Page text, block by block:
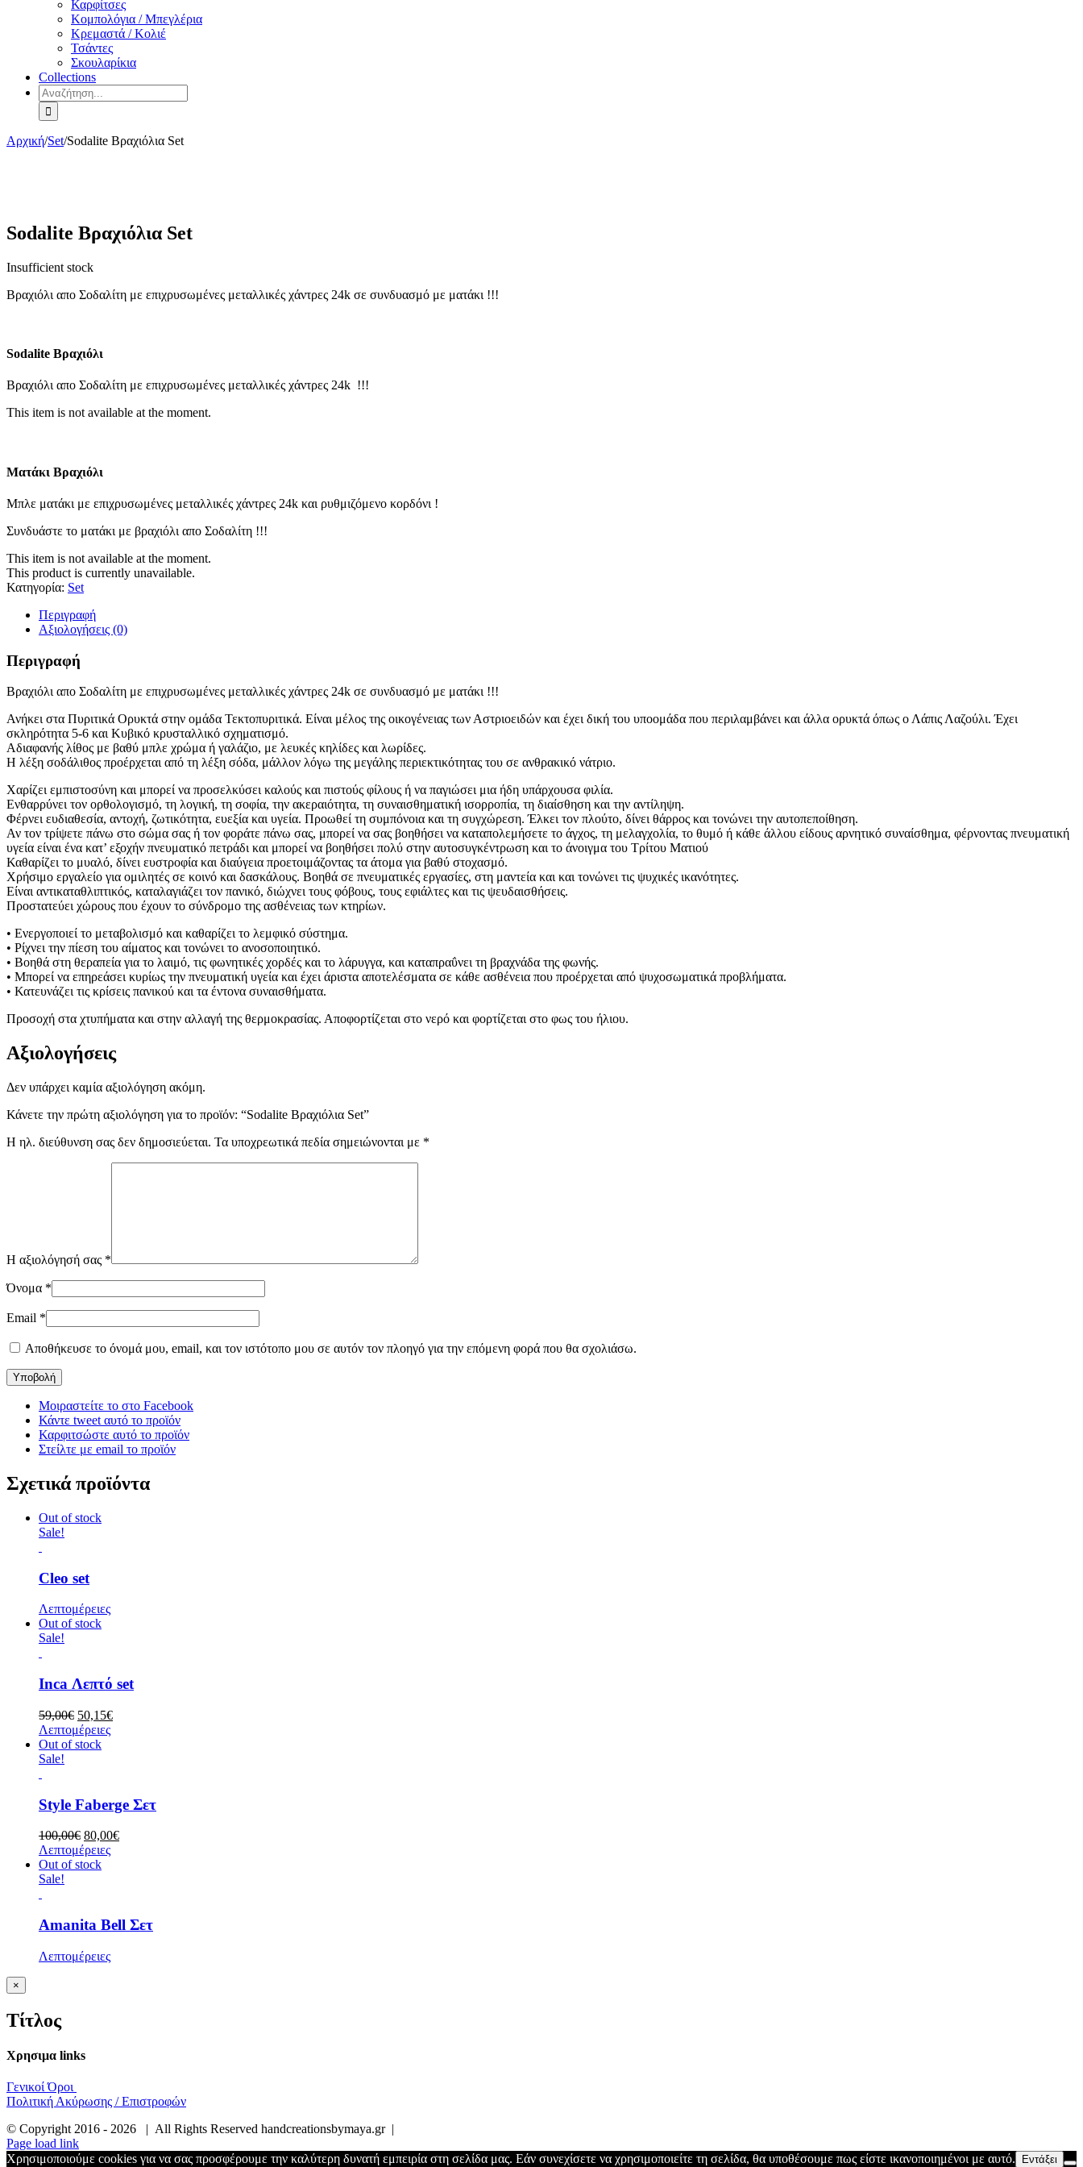
Καρφίτσες
Κομπολόγια / Μπεγλέρια
Κρεμαστά / Κολιέ
Τσάντες
Σκουλαρίκια
Collections
Αναζήτηση
για:
Αρχική/Set/Sodalite Βραχιόλια Set
Sodalite Βραχιόλια Set
Insufficient stock
Βραχιόλι απο Σοδαλίτη με επιχρυσωμένες μεταλλικές χάντρες 24k σε συνδυασμό με ματάκι !!!
Sodalite Βραχιόλι
Βραχιόλι απο Σοδαλίτη με επιχρυσωμένες μεταλλικές χάντρες 24k !!!
This item is not available at the moment.
Ματάκι Βραχιόλι
Μπλε ματάκι με επιχρυσωμένες μεταλλικές χάντρες 24k και ρυθμιζόμενο κορδόνι !
Συνδυάστε το ματάκι με βραχιόλι απο Σοδαλίτη !!!
This item is not available at the moment.
This product is currently unavailable.
Κατηγορία: Set
Περιγραφή
Αξιολογήσεις (0)
Περιγραφή
Βραχιόλι απο Σοδαλίτη με επιχρυσωμένες μεταλλικές χάντρες 24k σε συνδυασμό με ματάκι !!!
Ανήκει στα Πυριτικά Ορυκτά στην ομάδα Τεκτοπυριτικά. Είναι μέλος της οικογένειας των Αστριοειδών και έχει δική του υποομάδα που περιλαμβάνει και άλλα ορυκτά όπως ο Λάπις Λαζούλι. Έχει
σκληρότητα 5-6 και Κυβικό κρυσταλλικό σχηματισμό.
Αδιαφανής λίθος με βαθύ μπλε χρώμα ή γαλάζιο, με λευκές κηλίδες και λωρίδες.
Η λέξη σοδάλιθος προέρχεται από τη λέξη σόδα, μάλλον λόγω της μεγάλης περιεκτικότητας του σε ανθρακικό νάτριο.
Χαρίζει εμπιστοσύνη και μπορεί να προσελκύσει καλούς και πιστούς φίλους ή να παγιώσει μια ήδη υπάρχουσα φιλία.
Ενθαρρύνει τον ορθολογισμό, τη λογική, τη σοφία, την ακεραιότητα, τη συναισθηματική ισορροπία, τη διαίσθηση και την αντίληψη.
Φέρνει ευδιαθεσία, αντοχή, ζωτικότητα, ευεξία και υγεία. Προωθεί τη συμπόνοια και τη συγχώρεση. Έλκει τον πλούτο, δίνει θάρρος και τονώνει την αυτοπεποίθηση.
Αν τον τρίψετε πάνω στο σώμα σας ή τον φοράτε πάνω σας, μπορεί να σας βοηθήσει να καταπολεμήσετε το άγχος, τη μελαγχολία, το θυμό ή κάθε άλλου είδους αρνητικό συναίσθημα, φέρνοντας πνευματική
υγεία είναι ένα κατ’ εξοχήν πνευματικό πετράδι και μπορεί να βοηθήσει πολύ στην αυτοσυγκέντρωση και το άνοιγμα του Τρίτου Ματιού
Καθαρίζει το μυαλό, δίνει ευστροφία και διαύγεια προετοιμάζοντας τα άτομα για βαθύ στοχασμό.
Χρήσιμο εργαλείο για ομιλητές σε κοινό και δασκάλους. Βοηθά σε πνευματικές εργασίες, στη μαντεία και και τονώνει τις ψυχικές ικανότητες.
Είναι αντικαταθλιπτικός, καταλαγιάζει τον πανικό, διώχνει τους φόβους, τους εφιάλτες και τις ψευδαισθήσεις.
Προστατεύει χώρους που έχουν το σύνδρομο της ασθένειας των κτηρίων.
• Ενεργοποιεί το μεταβολισμό και καθαρίζει το λεμφικό σύστημα.
• Ρίχνει την πίεση του αίματος και τονώνει το ανοσοποιητικό.
• Βοηθά στη θεραπεία για το λαιμό, τις φωνητικές χορδές και το λάρυγγα, και καταπραΰνει τη βραχνάδα της φωνής.
• Μπορεί να επηρεάσει κυρίως την πνευματική υγεία και έχει άριστα αποτελέσματα σε κάθε ασθένεια που προέρχεται από ψυχοσωματικά προβλήματα.
• Κατευνάζει τις κρίσεις πανικού και τα έντονα συναισθήματα.
Προσοχή στα χτυπήματα και στην αλλαγή της θερμοκρασίας. Αποφορτίζεται στο νερό και φορτίζεται στο φως του ήλιου.
Αξιολογήσεις
Δεν υπάρχει καμία αξιολόγηση ακόμη.
Κάνετε την πρώτη αξιολόγηση για το προϊόν: “Sodalite Βραχιόλια Set”
Η ηλ. διεύθυνση σας δεν δημοσιεύεται. Τα υποχρεωτικά πεδία σημειώνονται με *
Η αξιολόγησή σας *
Όνομα *
Email *
Αποθήκευσε το όνομά μου, email, και τον ιστότοπο μου σε αυτόν τον πλοηγό για την επόμενη φορά που θα σχολιάσω.
Μοιραστείτε το στο Facebook
Κάντε tweet αυτό το προϊόν
Καρφιτσώστε αυτό το προϊόν
Στείλτε με email το προϊόν
Σχετικά προϊόντα
Out of stock
Sale!
Cleo set
Λεπτομέρειες
Out of stock
Sale!
Inca Λεπτό set
59,00€ Original
price
was:
50,15€Η
Λεπτομέρειες
Out of stock
Sale!
Style Faberge Σετ
100,00€ Original
price
was:
80,00€Η
Λεπτομέρειες
Out of stock
Sale!
Amanita Bell Σετ
Λεπτομέρειες
Κλείσιμο
γρήγορης
προϊόντος
×
Τίτλος
Χρησιμα links
Γενικοί Όροι
Πολιτική Ακύρωσης / Επιστροφών
© Copyright 2016 - 2026 | All Rights Reserved handcreationsbymaya.gr |
Page load link
Χρησιμοποιούμε cookies για να σας προσφέρουμε την καλύτερη δυνατή εμπειρία στη σελίδα μας. Εάν συνεχίσετε να χρησιμοποιείτε τη σελίδα, θα υποθέσουμε πως είστε ικανοποιημένοι με αυτό.
Εντάξει